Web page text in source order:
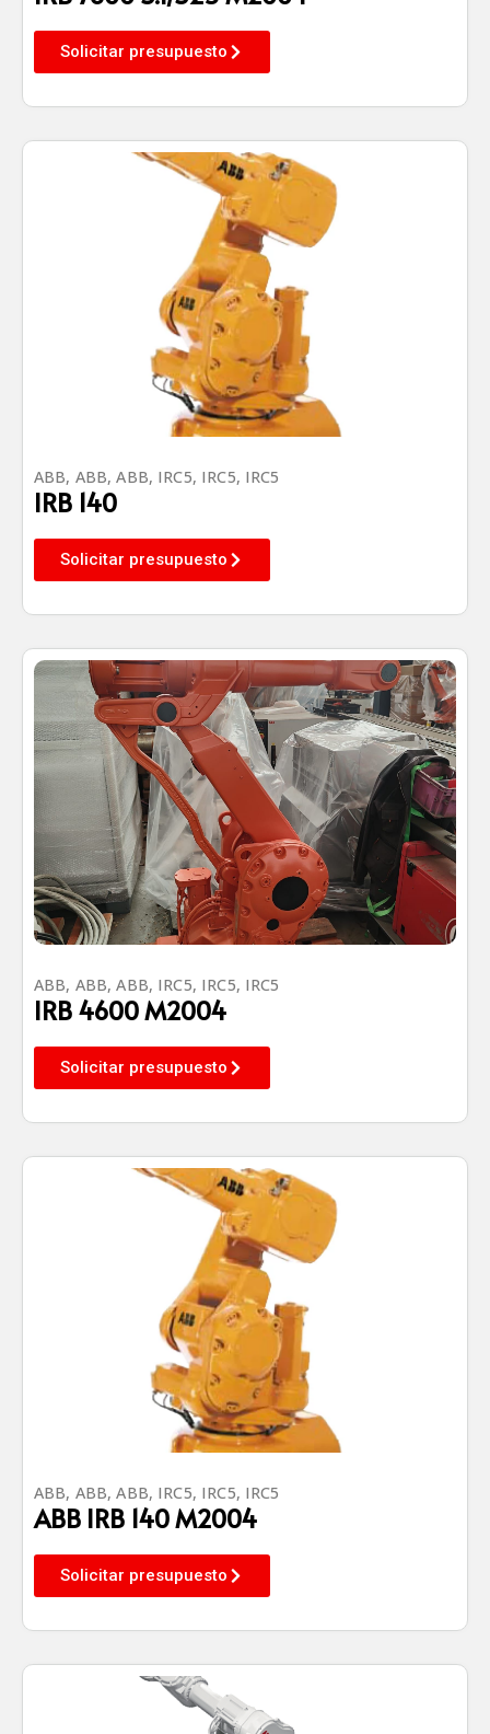
Solicitar presupuesto
ABB, ABB,ABB, IRC5, IRC5, IRC5
IRB 140
Solicitar presupuesto
ABB, ABB,ABB, IRC5, IRC5, IRC5
IRB 4600 M2004
Solicitar presupuesto
ABB, ABB,ABB, IRC5, IRC5, IRC5
ABB IRB 140 M2004
Solicitar presupuesto